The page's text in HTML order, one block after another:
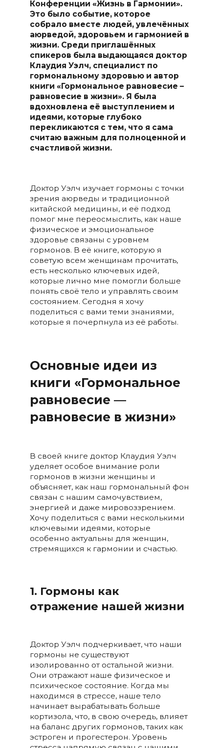
Конференции «Жизнь в Гармонии».
Это было событие, которое
собрало вместе людей, увлечённых
аюрведой, здоровьем и гармонией в
жизни. Среди приглашённых
спикеров была выдающаяся доктор
Клаудия Уэлч, специалист по
гормональному здоровью и автор
книги «Гормональное равновесие –
равновесие в жизни». Я была
вдохновлена её выступлением и
идеями, которые глубоко
перекликаются с тем, что я сама
считаю важным для полноценной и
счастливой жизни.
Доктор Уэлч изучает гормоны с точки
зрения аюрведы и традиционной
китайской медицины, и её подход
помог мне переосмыслить, как наше
физическое и эмоциональное
здоровье связаны с уровнем
гормонов. В её книге, которую я
советую всем женщинам прочитать,
есть несколько ключевых идей,
которые лично мне помогли больше
понять своё тело и управлять своим
состоянием. Сегодня я хочу
поделиться с вами теми знаниями,
которые я почерпнула из её работы.
Основные идеи из
книги «Гормональное
равновесие —
равновесие в жизни»
В своей книге доктор Клаудия Уэлч
уделяет особое внимание роли
гормонов в жизни женщины и
объясняет, как наш гормональный фон
связан с нашим самочувствием,
энергией и даже мировоззрением.
Хочу поделиться с вами несколькими
ключевыми идеями, которые
особенно актуальны для женщин,
стремящихся к гармонии и счастью.
1. Гормоны как
отражение нашей жизни
Доктор Уэлч подчеркивает, что наши
гормоны не существуют
изолированно от остальной жизни.
Они отражают наше физическое и
психическое состояние. Когда мы
находимся в стрессе, наше тело
начинает вырабатывать больше
кортизола, что, в свою очередь, влияет
на баланс других гормонов, таких как
эстроген и прогестерон. Уровень